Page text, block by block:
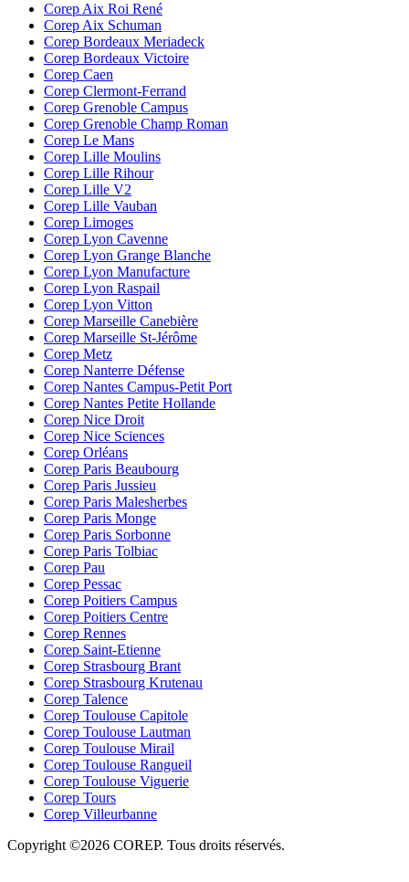
Corep Aix Roi René
Corep Aix Schuman
Corep Bordeaux Meriadeck
Corep Bordeaux Victoire
Corep Caen
Corep Clermont-Ferrand
Corep Grenoble Campus
Corep Grenoble Champ Roman
Corep Le Mans
Corep Lille Moulins
Corep Lille Rihour
Corep Lille V2
Corep Lille Vauban
Corep Limoges
Corep Lyon Cavenne
Corep Lyon Grange Blanche
Corep Lyon Manufacture
Corep Lyon Raspail
Corep Lyon Vitton
Corep Marseille Canebière
Corep Marseille St-Jérôme
Corep Metz
Corep Nanterre Défense
Corep Nantes Campus-Petit Port
Corep Nantes Petite Hollande
Corep Nice Droit
Corep Nice Sciences
Corep Orléans
Corep Paris Beaubourg
Corep Paris Jussieu
Corep Paris Malesherbes
Corep Paris Monge
Corep Paris Sorbonne
Corep Paris Tolbiac
Corep Pau
Corep Pessac
Corep Poitiers Campus
Corep Poitiers Centre
Corep Rennes
Corep Saint-Etienne
Corep Strasbourg Brant
Corep Strasbourg Krutenau
Corep Talence
Corep Toulouse Capitole
Corep Toulouse Lautman
Corep Toulouse Mirail
Corep Toulouse Rangueil
Corep Toulouse Viguerie
Corep Tours
Corep Villeurbanne
Copyright ©2026 COREP. Tous droits réservés.